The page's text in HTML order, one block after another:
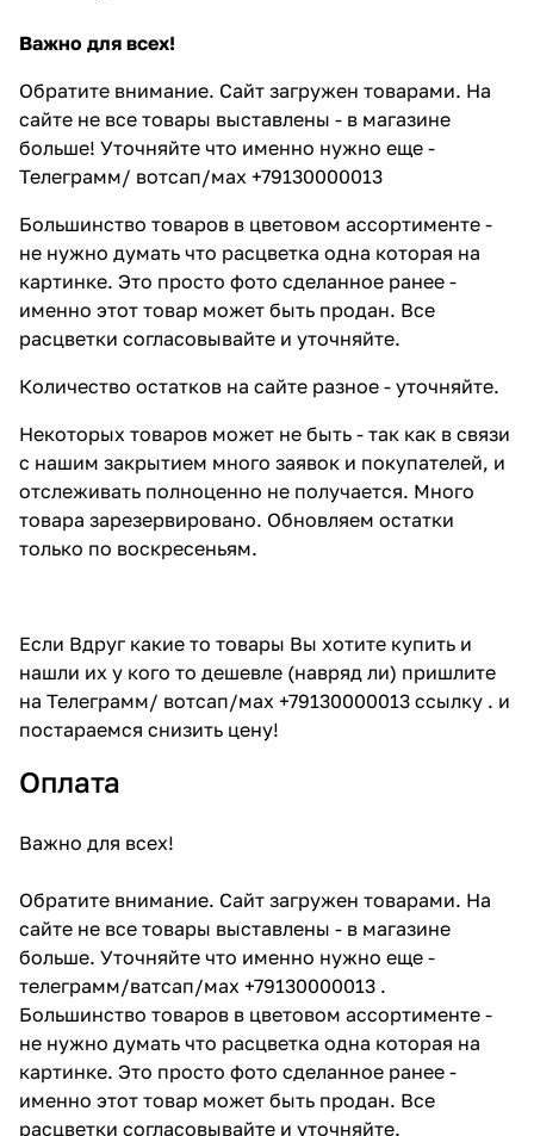
Важно для всех!
Обратите внимание. Сайт загружен товарами. На
сайте не все товары выставлены - в магазине
больше! Уточняйте что именно нужно еще -
Телеграмм/ вотсап/мах +79130000013
Большинство товаров в цветовом ассортименте -
не нужно думать что расцветка одна которая на
картинке. Это просто фото сделанное ранее -
именно этот товар может быть продан. Все
расцветки согласовывайте и уточняйте.
Количество остатков на сайте разное - уточняйте.
Некоторых товаров может не быть - так как в связи
с нашим закрытием много заявок и покупателей, и
отслеживать полноценно не получается. Много
товара зарезервировано. Обновляем остатки
только по воскресеньям.
Если Вдруг какие то товары Вы хотите купить и
нашли их у кого то дешевле (навряд ли) пришлите
на Телеграмм/ вотсап/мах +79130000013 ссылку . и
постараемся снизить цену!
Оплата
Важно для всех!
Обратите внимание. Сайт загружен товарами. На
сайте не все товары выставлены - в магазине
больше. Уточняйте что именно нужно еще -
телеграмм/ватсап/мах +79130000013 .
Большинство товаров в цветовом ассортименте -
не нужно думать что расцветка одна которая на
картинке. Это просто фото сделанное ранее -
именно этот товар может быть продан. Все
расцветки согласовывайте и уточняйте.